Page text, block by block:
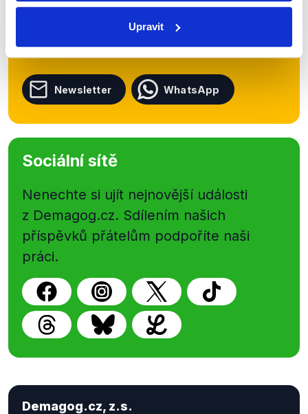
Upravit
Začněte nás odebírat, a mějte tak
přehled o tom, jaké dezinformace a
nepravdy se zrovna v Česku šíří.
Newsletter WhatsApp
Sociální sítě
Nenechte si ujít nejnovější události
z Demagog.cz. Sdílením našich
příspěvků přátelům podpoříte naši
práci.
Demagog.cz, z.s.